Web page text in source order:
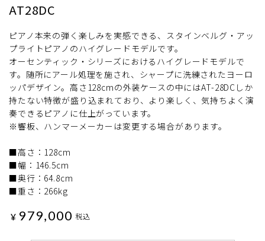
AT28DC
ピアノ本来の弾く楽しみを実感できる、スタインベルグ・アッ
プライトピアノのハイグレードモデルです。
オーセンティック・シリーズにおけるハイグレードモデルで
す。随所にアール処理を施され、シャープに洗練されたヨーロ
ッパデザイン。高さ128cmの外装ケースの中にはAT-28DCしか
持たない特徴が盛り込まれており、より楽しく、気持ちよく演
奏できるピアノに仕上がっています。
※響板、ハンマーメーカーは変更する場合があります。
■高さ：128cm
■幅：146.5cm
■奥行：64.8cm
■重さ：266kg
¥ 979,000 税込